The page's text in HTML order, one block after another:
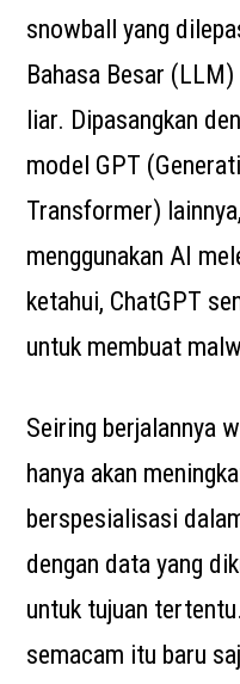
snowball yang
Bahasa Besar
liar. Dipasangkan
model GPT
Transformer)
menggunakan AI
ketahui, ChatGPT
untuk membuat
Seiring berjalannya
hanya akan
berspesialisasi
dengan data yang
untuk tujuan
semacam itu baru